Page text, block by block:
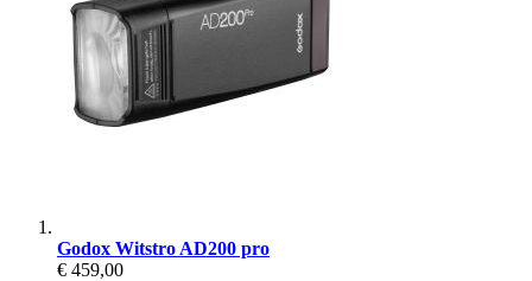
Godox Witstro AD200 pro
€ 459,00